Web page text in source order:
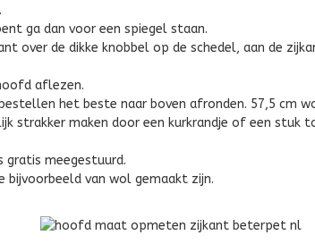
ga dan voor een spiegel staan.
over de dikke knobbel op de schedel, aan de
aflezen.
het beste naar boven afronden. 57,5 cm
strakker maken door een kurkrandje of een
gratis meegestuurd.
bijvoorbeeld van wol gemaakt zijn.